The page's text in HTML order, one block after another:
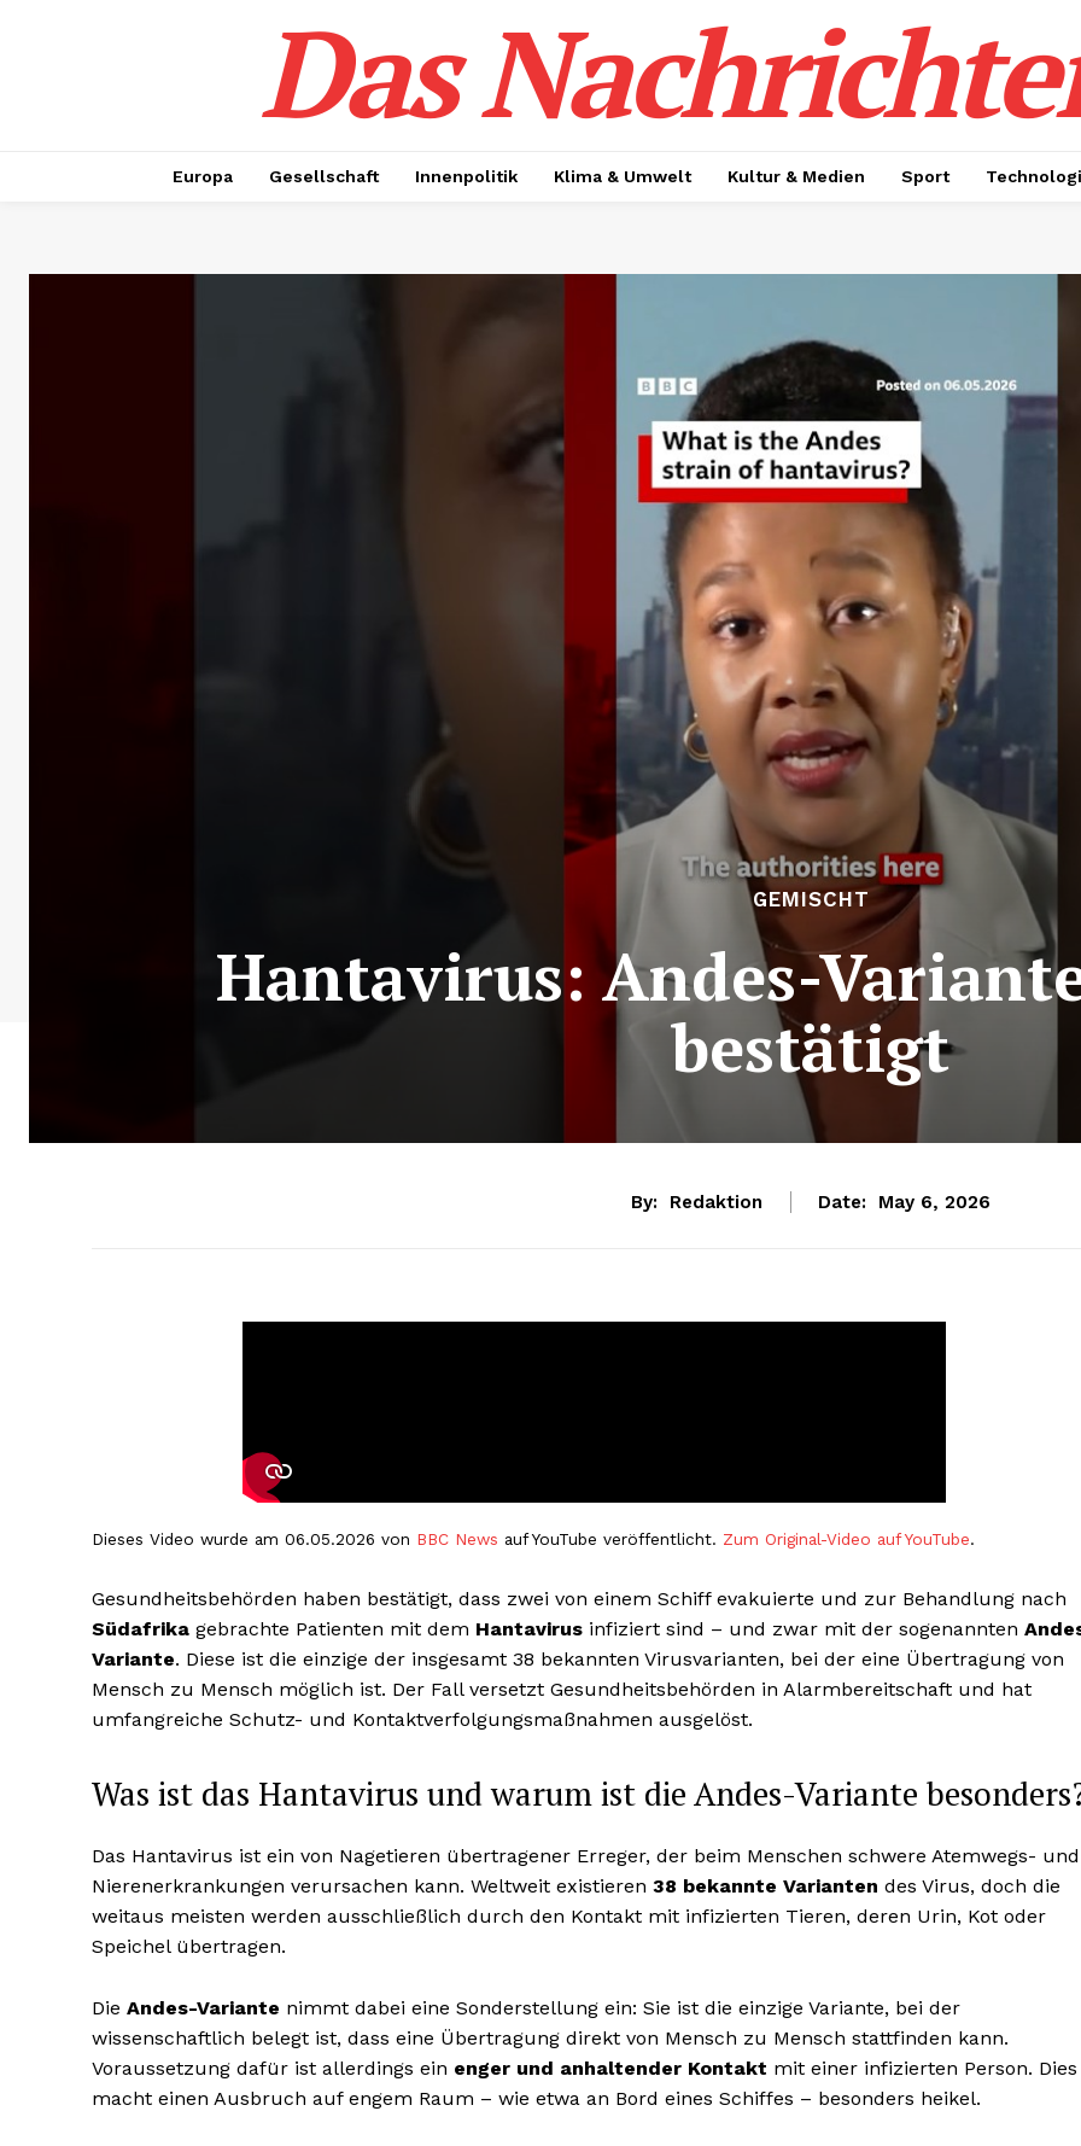
Das
Europa Gesellschaft Innenpolitik Klima & Umwelt Kultur & Medien Sport
GEMISCHT
Hantavirus: Andes-
bestätigt
By: Redaktion Date: May 6, 2026
Dieses Video wurde am 06.05.2026 von BBC News auf YouTube veröffentlicht. Zum Original-Video auf YouTube.
Gesundheitsbehörden haben bestätigt, dass zwei von einem Schiff evakuierte und zur Behandlung nach
Südafrika gebrachte Patienten mit dem Hantavirus infiziert sind – und zwar mit der sogenannten
Variante. Diese ist die einzige der insgesamt 38 bekannten Virusvarianten, bei der eine Übertragung von
Mensch zu Mensch möglich ist. Der Fall versetzt Gesundheitsbehörden in Alarmbereitschaft und hat
umfangreiche Schutz- und Kontaktverfolgungsmaßnahmen ausgelöst.
Was ist das Hantavirus und warum ist die Andes-Variante
Das Hantavirus ist ein von Nagetieren übertragener Erreger, der beim Menschen schwere Atemwegs- und
Nierenerkrankungen verursachen kann. Weltweit existieren 38 bekannte Varianten des Virus, doch die
weitaus meisten werden ausschließlich durch den Kontakt mit infizierten Tieren, deren Urin, Kot oder
Speichel übertragen.
Die Andes-Variante nimmt dabei eine Sonderstellung ein: Sie ist die einzige Variante, bei der
wissenschaftlich belegt ist, dass eine Übertragung direkt von Mensch zu Mensch stattfinden kann.
Voraussetzung dafür ist allerdings ein enger und anhaltender Kontakt mit einer infizierten Person. Dies
macht einen Ausbruch auf engem Raum – wie etwa an Bord eines Schiffes – besonders heikel.